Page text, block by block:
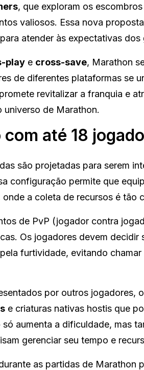
, que exploram os
valiosos. Essa nova
atender às expectativas dos
play e cross-save, Marathon
de diferentes plataformas se
revitalizar a franquia e
universo de Marathon.
até 18
são projetadas para serem
configuração permite que
a coleta de recursos é tão
de PvP (jogador contra
Os jogadores devem
furtividade, evitando
por outros jogadores,
e criaturas nativas hostis que
aumenta a dificuldade, mas
gerenciar seu tempo e
as partidas de Marathon